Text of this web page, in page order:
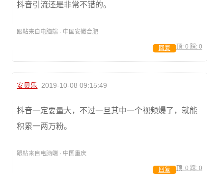
抖音引流还是非常不错的。
跟帖来自电脑端 · 中国安徽合肥
顶: 0 踩: 0
回复
安贝乐 2019-10-08 09:15:49
抖音一定要量大，不过一旦其中一个视频爆了，就能
积累一两万粉。
跟帖来自电脑端 · 中国重庆
顶: 0 踩: 0
回复